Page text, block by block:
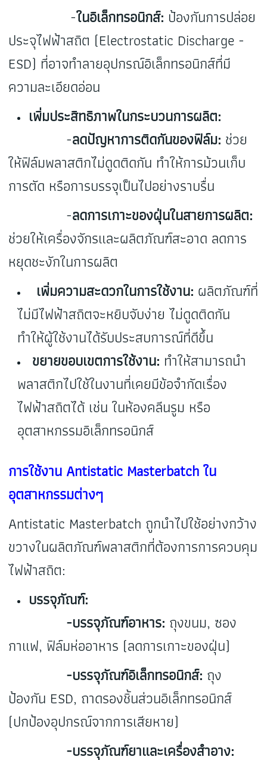
-ในอิเล็กทรอนิกส์: ป้องกันการปล่อย
ประจุไฟฟ้าสถิต (Electrostatic Discharge -
ESD) ที่อาจทำลายอุปกรณ์อิเล็กทรอนิกส์ที่มี
ความละเอียดอ่อน
เพิ่มประสิทธิภาพในกระบวนการผลิต:
-ลดปัญหาการติดกันของฟิล์ม: ช่วย
ให้ฟิล์มพลาสติกไม่ดูดติดกัน ทำให้การม้วนเก็บ
การตัด หรือการบรรจุเป็นไปอย่างราบรื่น
-ลดการเกาะของฝุ่นในสายการผลิต:
ช่วยให้เครื่องจักรและผลิตภัณฑ์สะอาด ลดการ
หยุดชะงักในการผลิต
เพิ่มความสะดวกในการใช้งาน: ผลิตภัณฑ์ที่
ไม่มีไฟฟ้าสถิตจะหยิบจับง่าย ไม่ดูดติดกัน
ทำให้ผู้ใช้งานได้รับประสบการณ์ที่ดีขึ้น
ขยายขอบเขตการใช้งาน: ทำให้สามารถนำ
พลาสติกไปใช้ในงานที่เคยมีข้อจำกัดเรื่อง
ไฟฟ้าสถิตได้ เช่น ในห้องคลีนรูม หรือ
อุตสาหกรรมอิเล็กทรอนิกส์
การใช้งาน Antistatic Masterbatch ใน
อุตสาหกรรมต่างๆ
Antistatic Masterbatch ถูกนำไปใช้อย่างกว้าง
ขวางในผลิตภัณฑ์พลาสติกที่ต้องการการควบคุม
ไฟฟ้าสถิต:
บรรจุภัณฑ์:
-บรรจุภัณฑ์อาหาร: ถุงขนม, ซอง
กาแฟ, ฟิล์มห่ออาหาร (ลดการเกาะของฝุ่น)
-บรรจุภัณฑ์อิเล็กทรอนิกส์: ถุง
ป้องกัน ESD, ถาดรองชิ้นส่วนอิเล็กทรอนิกส์
(ปกป้องอุปกรณ์จากการเสียหาย)
-บรรจุภัณฑ์ยาและเครื่องสำอาง: